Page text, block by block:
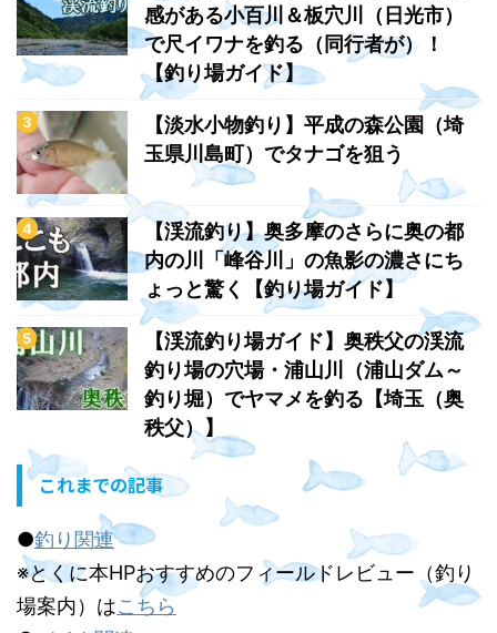
感がある小百川＆板穴川（日光市）
で尺イワナを釣る（同行者が）！
【釣り場ガイド】
【淡水小物釣り】平成の森公園（埼
玉県川島町）でタナゴを狙う
【渓流釣り】奥多摩のさらに奥の都
内の川「峰谷川」の魚影の濃さにち
ょっと驚く【釣り場ガイド】
【渓流釣り場ガイド】奥秩父の渓流
釣り場の穴場・浦山川（浦山ダム～
釣り堀）でヤマメを釣る【埼玉（奥
秩父）】
これまでの記事
●釣り関連
※とくに本HPおすすめのフィールドレビュー（釣り
場案内）はこちら